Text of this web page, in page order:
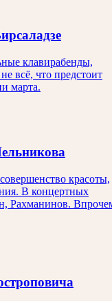
клавирабенды,
всё, что предстоит
марта.
красоты,
В концертных
Рахманинов.